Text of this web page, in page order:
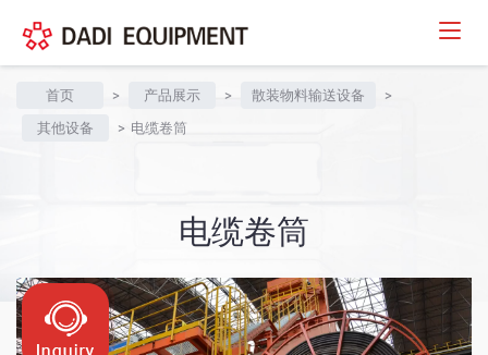
首页 > 产品展示 > 散装物料输送设备
>
其他设备
> 电缆卷筒
电缆卷筒